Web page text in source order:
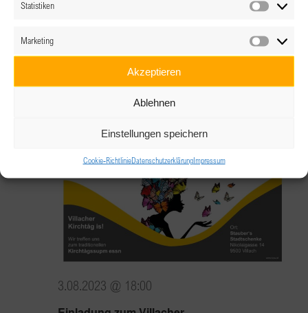
Statistiken
Marketing
Akzeptieren
Ablehnen
Einstellungen speichern
Cookie-RichtlinieDatenschutzerklärungImpressum
Clubabend Wels-Hausruck “Management
Promenadenhof Linz, ToscanastüberlPromenade
39, Linz, Oberösterreich
3.08.2023 @ 18:00